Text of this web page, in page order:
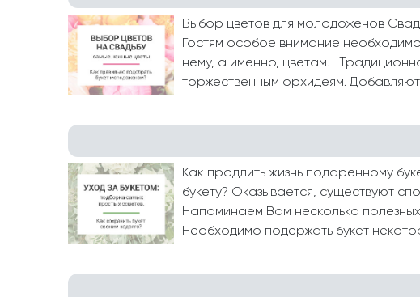
Выбор цветов для молодоженов
Гостям особое внимание
нему, а именно, цветам.
торжественным орхидеям.
Как продлить жизнь подаренному
букету? Оказывается, существуют
Напоминаем Вам несколько
Необходимо подержать букет